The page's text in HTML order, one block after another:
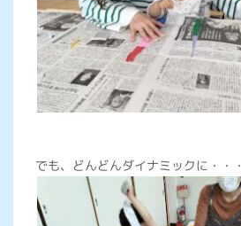
でも、どんどんダイナミックに・・・